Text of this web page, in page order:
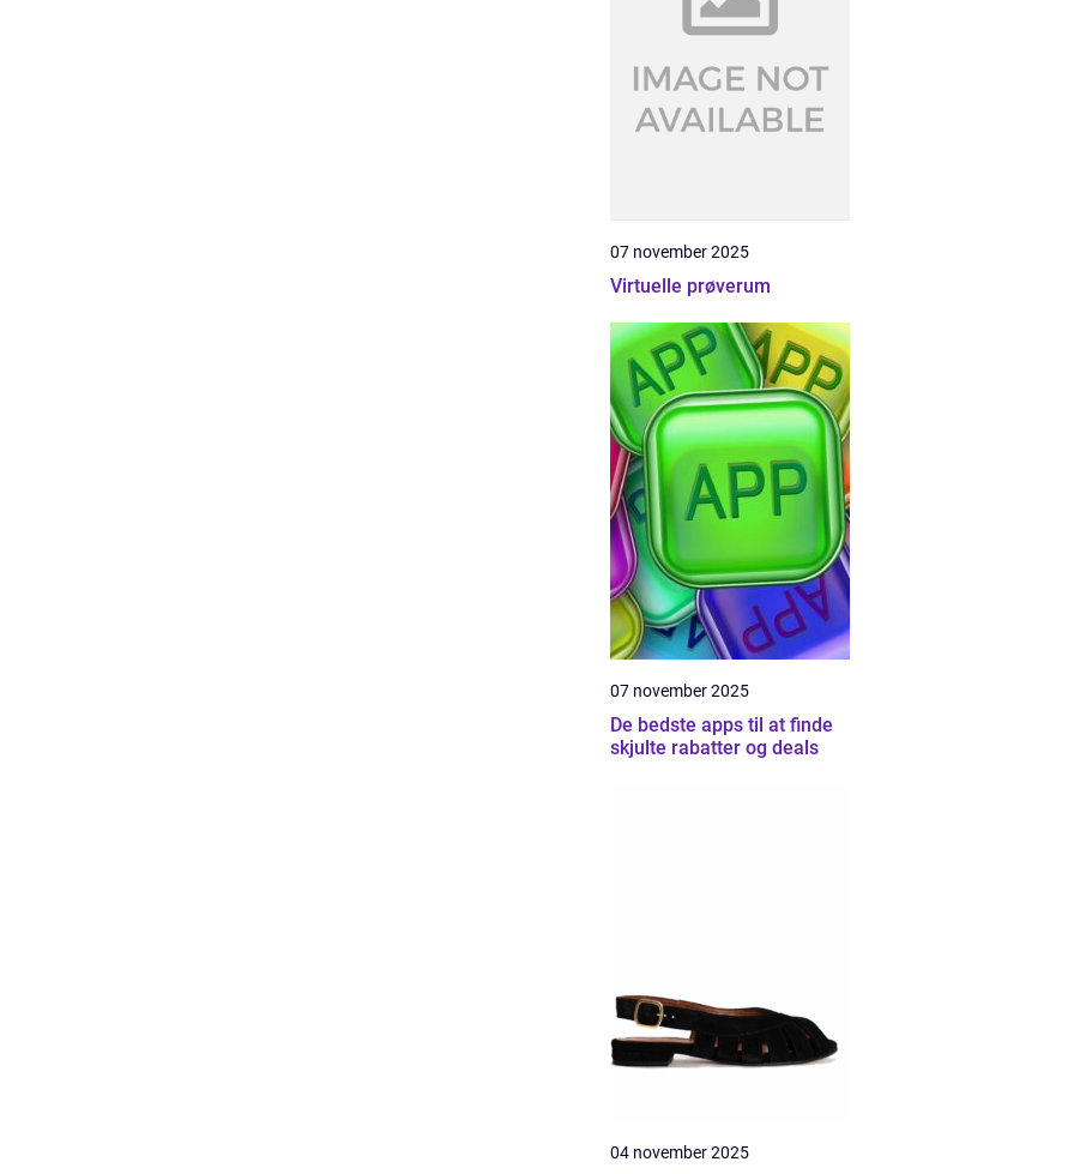
07 november 2025
Virtuelle prøverum
07 november 2025
De bedste apps til at finde
skjulte rabatter og deals
04 november 2025